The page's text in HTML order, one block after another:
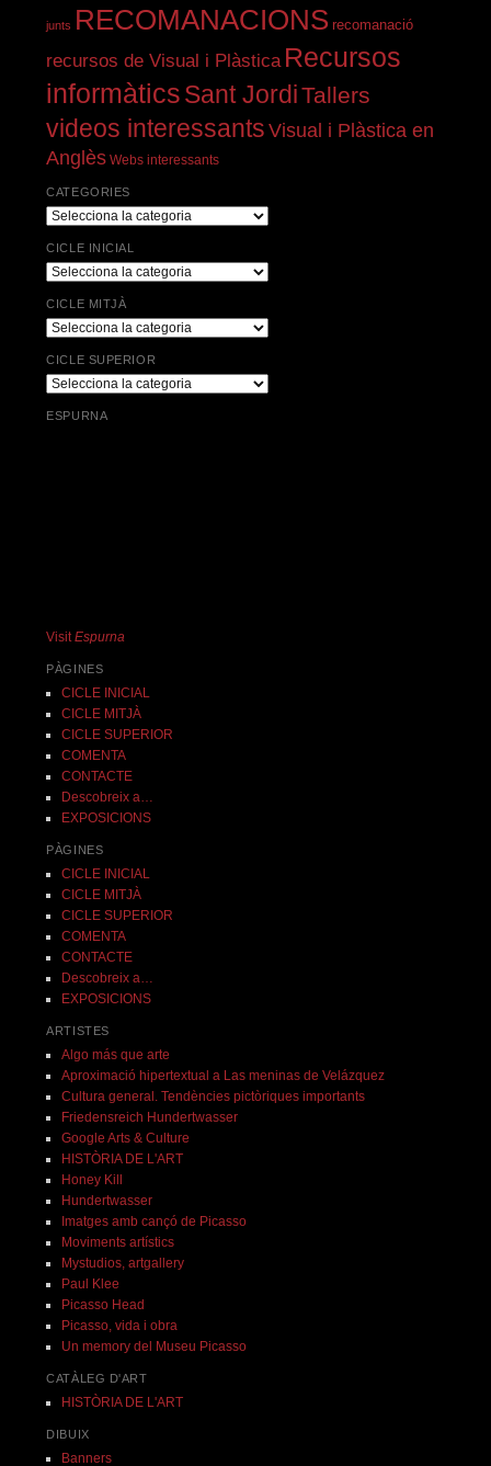
junts RECOMANACIONS recomanació
recursos de Visual i Plàstica Recursos
informàtics Sant JordiTallers
videos interessants Visual i Plàstica en
Anglès Webs interessants
CATEGORIES
Categories
CICLE INICIAL
Cicle
CICLE MITJÀ
Cicle
CICLE SUPERIOR
Cicle
ESPURNA
VisitEspurna
PÀGINES
CICLE INICIAL
CICLE MITJÀ
CICLE SUPERIOR
COMENTA
CONTACTE
Descobreix a…
EXPOSICIONS
PÀGINES
CICLE INICIAL
CICLE MITJÀ
CICLE SUPERIOR
COMENTA
CONTACTE
Descobreix a…
EXPOSICIONS
ARTISTES
Algo más que arte
Aproximació hipertextual a Las meninas de Velázquez
Cultura general. Tendències pictòriques importants
Friedensreich Hundertwasser
Google Arts & Culture
HISTÒRIA DE L'ART
Honey Kill
Hundertwasser
Imatges amb cançó de Picasso
Moviments artístics
Mystudios, artgallery
Paul Klee
Picasso Head
Picasso, vida i obra
Un memory del Museu Picasso
CATÀLEG D'ART
HISTÒRIA DE L'ART
DIBUIX
Banners